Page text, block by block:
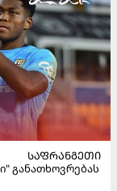
ᲡᲐᲤᲠᲐᲜᲒᲔᲗᲘ
განათხოვრებას